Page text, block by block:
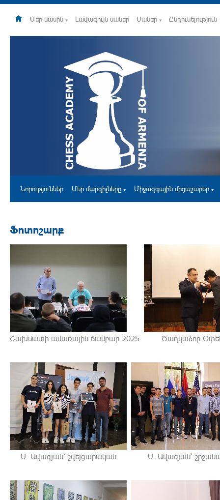
Ընդունելություն
Սաներ
Լավագույն սաներ
Մեր մասին
Միջազգային մրցաշարեր
Մեր մարզիչները
Նորություններ
Ֆոտոշարք
Շախմատի ամառային ճամբար 2025 Ծաղկաձոր
Ս. Ավագյան՝ շվեյցարական Ս. Ավագյան՝